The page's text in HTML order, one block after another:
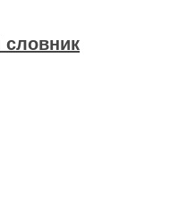
словник